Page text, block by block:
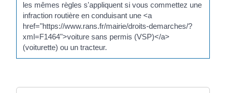
les mêmes règles s'appliquent si vous commettez une
infraction routière en conduisant une <a
href="https://www.rans.fr/mairie/droits-demarches/?
xml=F1464">voiture sans permis (VSP)</a>
(voiturette) ou un tracteur.